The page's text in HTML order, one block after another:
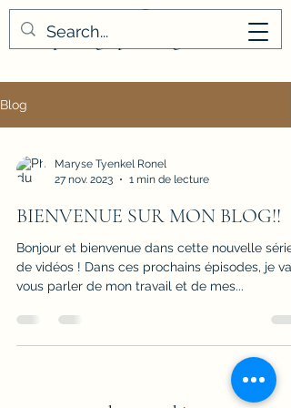
masaphotographies.org
Blog
Maryse Tyenkel Ronel
27 nov. 2023
1 min de lecture
BIENVENUE SUR MON BLOG!!
Bonjour et bienvenue dans cette nouvelle série
de vidéos ! Dans ces prochains épisodes, je
vous parler de mon travail et de mes...